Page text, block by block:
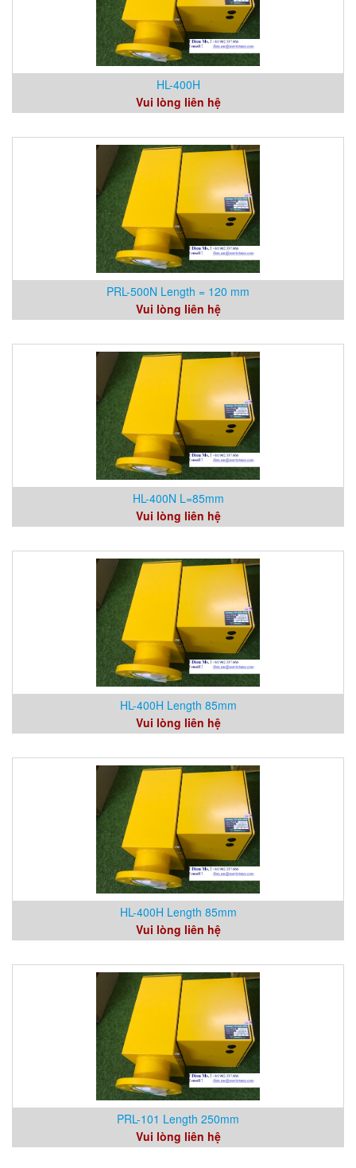
HL-400H
Vui lòng liên hệ
PRL-500N Length = 120 mm
Vui lòng liên hệ
HL-400N L=85mm
Vui lòng liên hệ
HL-400H Length 85mm
Vui lòng liên hệ
HL-400H Length 85mm
Vui lòng liên hệ
PRL-101 Length 250mm
Vui lòng liên hệ